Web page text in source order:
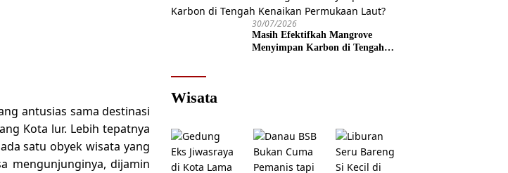
antusias sama destinasi
Kota lur. Lebih tepatnya
satu obyek wisata yang
mengunjunginya, dijamin
30/07/2026
Masih Efektifkah Mangrove
Menyimpan Karbon di Tengah
Wisata